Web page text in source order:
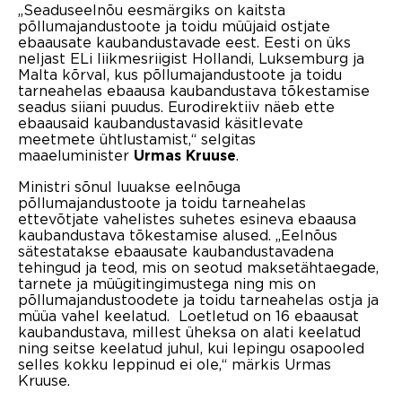
„Seaduseelnõu eesmärgiks on kaitsta
põllumajandustoote ja toidu müüjaid ostjate
ebaausate kaubandustavade eest. Eesti on üks
neljast ELi liikmesriigist Hollandi, Luksemburg ja
Malta kõrval, kus põllumajandustoote ja toidu
tarneahelas ebaausa kaubandustava tõkestamise
seadus siiani puudus. Eurodirektiiv näeb ette
ebaausaid kaubandustavasid käsitlevate
meetmete ühtlustamist,“ selgitas
maaeluminister Urmas Kruuse.
Ministri sõnul luuakse eelnõuga
põllumajandustoote ja toidu tarneahelas
ettevõtjate vahelistes suhetes esineva ebaausa
kaubandustava tõkestamise alused. „Eelnõus
sätestatakse ebaausate kaubandustavadena
tehingud ja teod, mis on seotud maksetähtaegade,
tarnete ja müügitingimustega ning mis on
põllumajandustoodete ja toidu tarneahelas ostja ja
müüa vahel keelatud. Loetletud on 16 ebaausat
kaubandustava, millest üheksa on alati keelatud
ning seitse keelatud juhul, kui lepingu osapooled
selles kokku leppinud ei ole,“ märkis Urmas
Kruuse.